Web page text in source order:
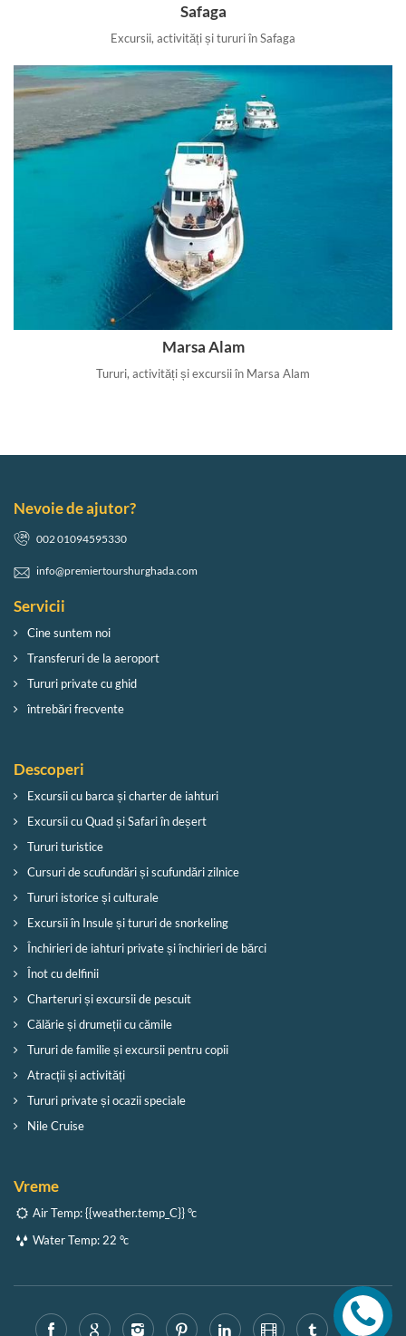
Safaga
Excursii, activități și tururi în Safaga
Marsa Alam
Tururi, activități și excursii în Marsa Alam
Nevoie de ajutor?
002 01094595330
info@premiertourshurghada.com
Servicii
Cine suntem noi
Transferuri de la aeroport
Tururi private cu ghid
întrebări frecvente
Descoperi
Excursii cu barca și charter de iahturi
Excursii cu Quad și Safari în deșert
Tururi turistice
Cursuri de scufundări și scufundări zilnice
Tururi istorice și culturale
Excursii în Insule și tururi de snorkeling
Închirieri de iahturi private și închirieri de bărci
Înot cu delfinii
Charteruri și excursii de pescuit
Călărie și drumeții cu cămile
Tururi de familie și excursii pentru copii
Atracții și activități
Tururi private și ocazii speciale
Nile Cruise
Vreme
Air Temp:{{weather.temp_C}} °c
Water Temp: 22 °c